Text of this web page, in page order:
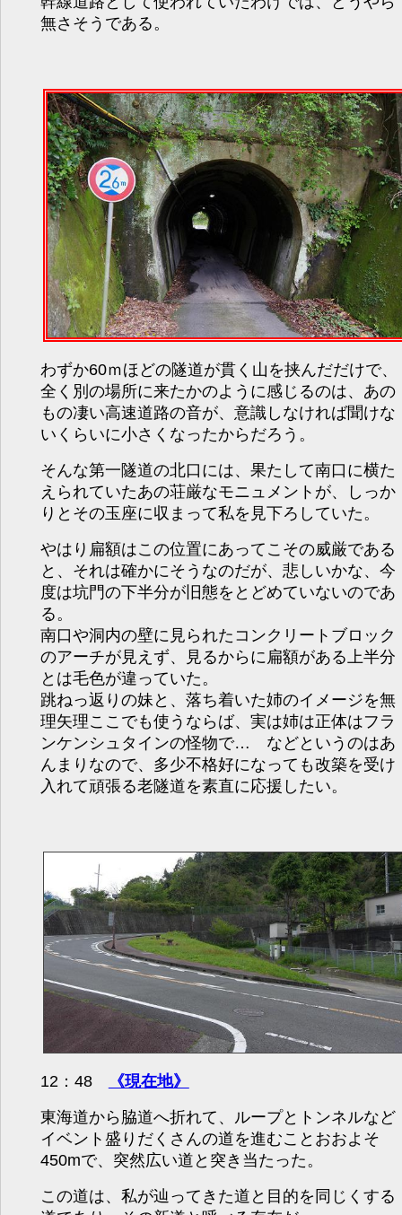
無さそうである。
わずか60ｍほどの隧道が貫く山を挟んだだけで、
全く別の場所に来たかのように感じるのは、あの
もの凄い高速道路の音が、意識しなければ聞けな
いくらいに小さくなったからだろう。
そんな第一隧道の北口には、果たして南口に横た
えられていたあの荘厳なモニュメントが、しっか
りとその玉座に収まって私を見下ろしていた。
やはり扁額はこの位置にあってこその威厳である
と、それは確かにそうなのだが、悲しいかな、今
度は坑門の下半分が旧態をとどめていないのであ
る。
南口や洞内の壁に見られたコンクリートブロック
のアーチが見えず、見るからに扁額がある上半分
とは毛色が違っていた。
跳ねっ返りの妹と、落ち着いた姉のイメージを無
理矢理ここでも使うならば、実は姉は正体はフラ
ンケンシュタインの怪物で… などというのはあ
んまりなので、多少不格好になっても改築を受け
入れて頑張る老隧道を素直に応援したい。
12：48
《現在地》
東海道から脇道へ折れて、ループとトンネルなど
イベント盛りだくさんの道を進むことおおよそ
450mで、突然広い道と突き当たった。
この道は、私が辿ってきた道と目的を同じくする